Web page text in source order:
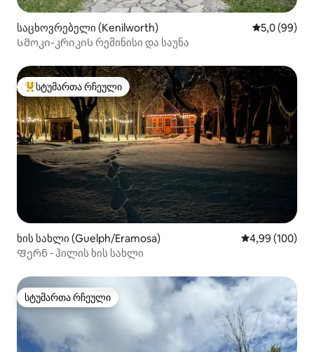
საცხოვრებელი (Kenilworth) საშუალო
5,0 (99)
Სმოკი-კრიკის რემინისი და საუნა
სტუმართა რჩეული მოწინავე ვარიანტი
სტუმართა რჩეული
ხის სახლი (Guelph/Eramosa) საშუალო
4,99 (100)
Ფერნ ‑ ჰილის ხის სახლი
სტუმართა რჩეული
სტუმართა რჩეული